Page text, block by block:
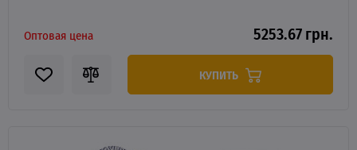
Оптовая цена 5253.67 грн.
КУПИТЬ